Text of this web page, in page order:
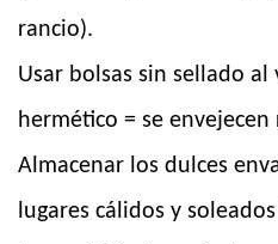
rancio).
Usar bolsas sin sellado al
hermético = se
Almacenar los dulces
lugares cálidos y